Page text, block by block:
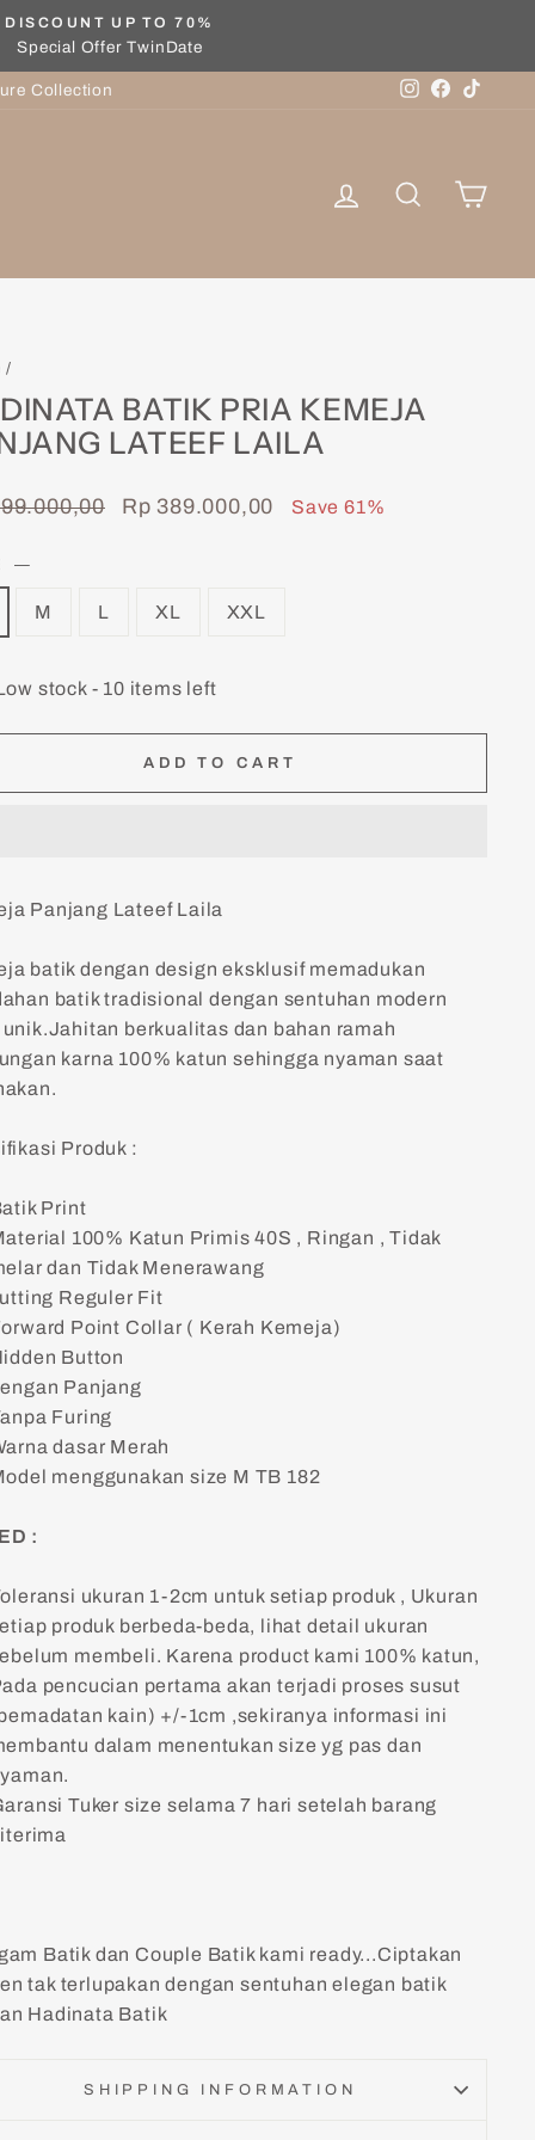
DISCOUNT UP TO 70%
Special Offer TwinDate
Collection Instagram
Facebook
Log in SearchCart
/
BATIK PRIA KEMEJA
LATEEF LAILA
Sale
Rp 389.000,00 Save 61%
—
M L XL XXL
stock - 10 items left
ADD TO CART
Panjang Lateef Laila
batik dengan design eksklusif memadukan
batik tradisional dengan sentuhan modern
unik.Jahitan berkualitas dan bahan ramah
karna 100% katun sehingga nyaman saat
Produk :
Print
100% Katun Primis 40S , Ringan , Tidak
dan Tidak Menerawang
Reguler Fit
Point Collar ( Kerah Kemeja)
Button
Panjang
Furing
dasar Merah
menggunakan size M TB 182
:
ukuran 1-2cm untuk setiap produk , Ukuran
produk berbeda-beda, lihat detail ukuran
membeli. Karena product kami 100% katun,
pencucian pertama akan terjadi proses susut
kain) +/-1cm ,sekiranya informasi ini
dalam menentukan size yg pas dan
Tuker size selama 7 hari setelah barang
Batik dan Couple Batik kami ready...Ciptakan
tak terlupakan dengan sentuhan elegan batik
Hadinata Batik
SHIPPING INFORMATION